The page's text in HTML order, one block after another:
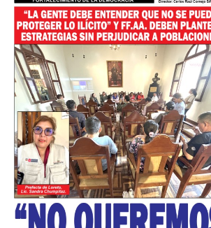
━ Planes